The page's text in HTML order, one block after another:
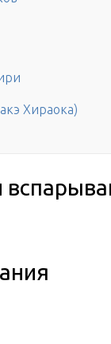
Хираока)